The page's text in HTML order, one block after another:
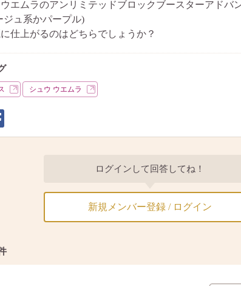
ウエムラのアンリミテッドブロックブースターアドバ
ジュ系かパープル)
仕上がるのはどちらでしょうか？
シュウ ウエムラ
ログインして回答してね！
新規メンバー登録 / ログイン